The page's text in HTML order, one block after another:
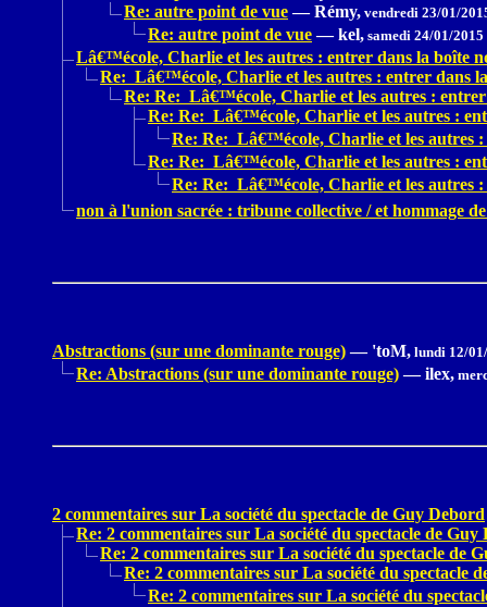
Re: autre point de vue — Rémy, vendredi 23/01/
Re: autre point de vue — kel, samedi 24/01/2015
Lâ€™école, Charlie et les autres : entrer dans la boîte
Re: Lâ€™école, Charlie et les autres : entrer dans la
Re: Re: Lâ€™école, Charlie et les autres : entrer
Re: Re: Lâ€™école, Charlie et les autres :
Re: Re: Lâ€™école, Charlie et les autres :
Re: Re: Lâ€™école, Charlie et les autres :
Re: Re: Lâ€™école, Charlie et les autres :
non à l'union sacrée : tribune collective / et hommage
Abstractions (sur une dominante rouge) — 'toM, lundi 12/
Re: Abstractions (sur une dominante rouge) — ilex,
2 commentaires sur La société du spectacle de Guy Debord
Re: 2 commentaires sur La société du spectacle de Guy
Re: 2 commentaires sur La société du spectacle de
Re: 2 commentaires sur La société du spectacle
Re: 2 commentaires sur La société du